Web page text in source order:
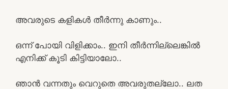
അവരുടെ കളികൾ തീർന്നു കാണും..
ഒന്ന് പോയി വിളിക്കാം.. ഇനി തീർന്നില്ലെങ്കിൽ
എനിക്ക് കൂടി കിട്ടിയാലോ..
ഞാൻ വന്നതും വെറുതെ അവരുതല്ലോ.. ലത